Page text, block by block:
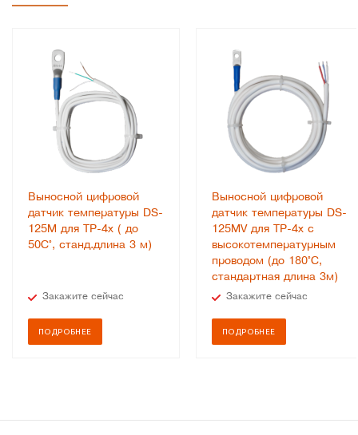
Выносной цифровой
датчик температуры DS-
125M для ТР-4х ( до
50С°, станд.длина 3 м)
Закажите сейчас
ПОДРОБНЕЕ
Выносной цифровой
датчик температуры DS-
125MV для ТР-4х с
высокотемпературным
проводом (до 180°С,
стандартная длина 3м)
Закажите сейчас
ПОДРОБНЕЕ